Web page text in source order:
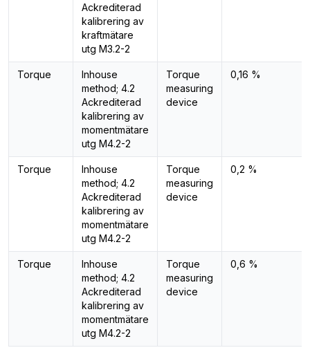
Ackrediterad
kalibrering av
kraftmätare
utg M3.2-2
Torque
Inhouse
method; 4.2
Ackrediterad
kalibrering av
momentmätare
utg M4.2-2
Torque
measuring
device
0,16 %
Torque
Inhouse
method; 4.2
Ackrediterad
kalibrering av
momentmätare
utg M4.2-2
Torque
measuring
device
0,2 %
Torque
Inhouse
method; 4.2
Ackrediterad
kalibrering av
momentmätare
utg M4.2-2
Torque
measuring
device
0,6 %